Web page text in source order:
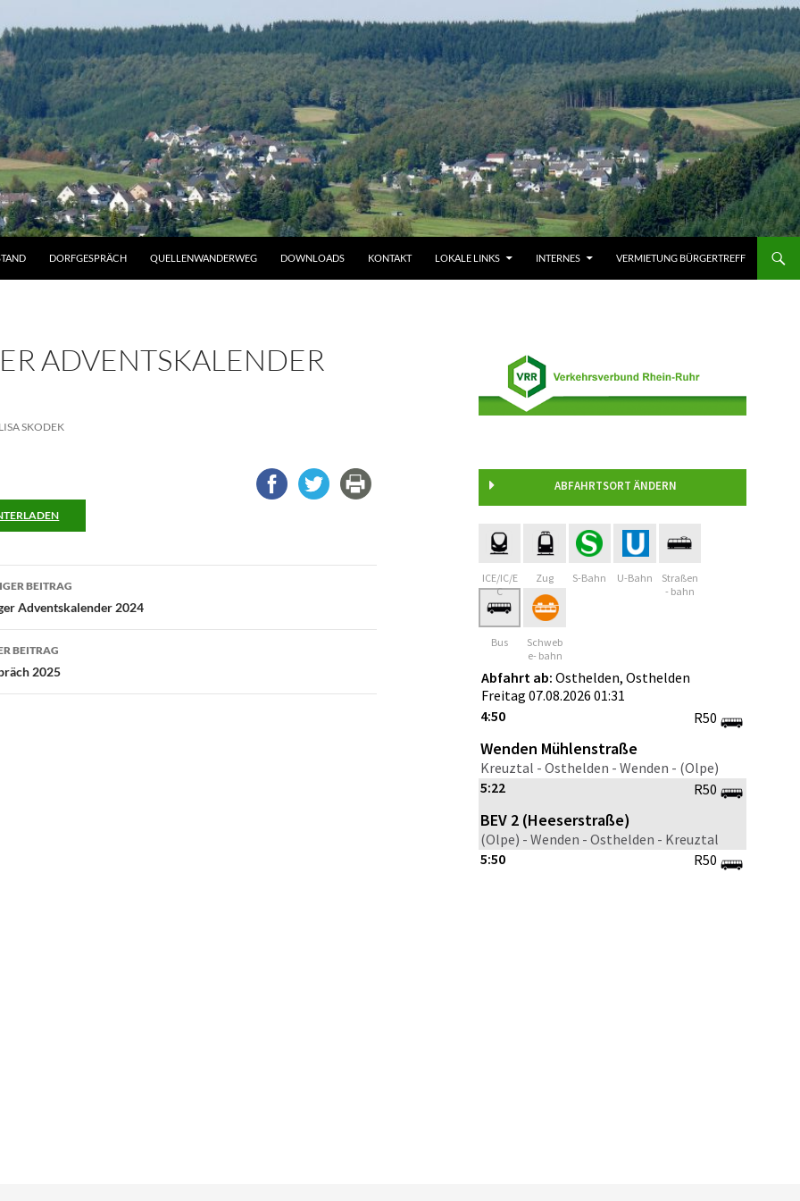
DORFGESPRÄCH QUELLENWANDERWEG DOWNLOADS KONTAKT LOKALE LINKS INTERNES VERMIETUNG BÜRGERTREFF
ADVENTSKALENDER
LISA SKODEK
BEITRAG
Adventskalender 2024
BEITRAG
2025